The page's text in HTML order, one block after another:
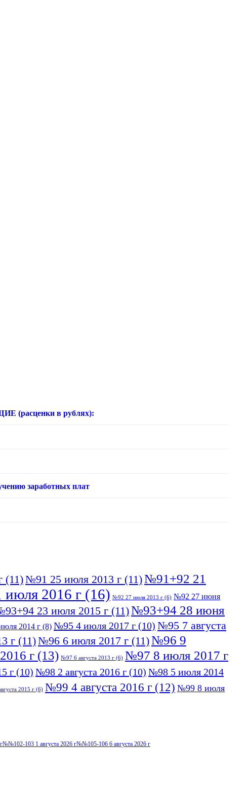
в рублях):
заработных плат
(11)№91 25 июля 2013 г (11)№91+92 21
2016 г (16) №92 27 июля 2013 г (6) №92 27 июня
23 июля 2015 г (11)№93+94 28 июня
2014 г (8) №95 4 июля 2017 г (10) №95 7 августа
г (11)№96 6 июля 2017 г (11)№96 9
г (13) №97 6 августа 2013 г (6) №97 8 июля 2017 г
г (10) №98 2 августа 2016 г (10) №98 5 июля 2014
2015 г (6) №99 4 августа 2016 г (12) №99 8 июля
№№102-103 1 августа 2026 г№№105-106 6 августа 2026 г